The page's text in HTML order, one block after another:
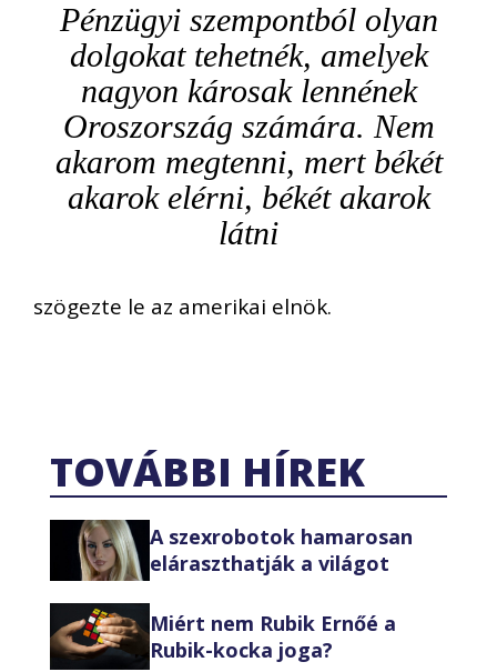
Pénzügyi szempontból olyan
dolgokat tehetnék, amelyek
nagyon károsak lennének
Oroszország számára. Nem
akarom megtenni, mert békét
akarok elérni, békét akarok
látni
szögezte le az amerikai elnök.
TOVÁBBI HÍREK
A szexrobotok hamarosan
eláraszthatják a világot
Miért nem Rubik Ernőé a
Rubik-kocka joga?